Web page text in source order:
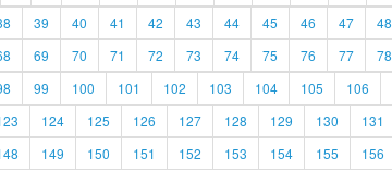
39 40 41 42 43 44 45 46 47 48
69 70 71 72 73 74 75 76 77 78
99 100 101 102 103 104 105 106
124 125 126 127 128 129 130 131
149 150 151 152 153 154 155 156